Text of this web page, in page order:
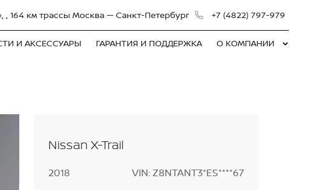
, 164 км трассы Москва — Санкт-Петербург +7 (4822) 797-979
И АКСЕССУАРЫ ГАРАНТИЯ И ПОДДЕРЖКА О КОМПАНИИ
Nissan X-Trail
2018
VIN: Z8NTANT3*ES****67